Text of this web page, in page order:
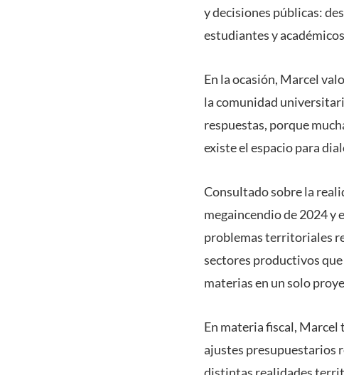
y decisiones públicas:
estudiantes y
En la ocasión, Marcel
la comunidad
respuestas, porque
existe el espacio para
Consultado sobre la
megaincendio de 2024 y
problemas territoriales
sectores productivos
materias en un solo
En materia fiscal, Marcel
ajustes presupuestarios